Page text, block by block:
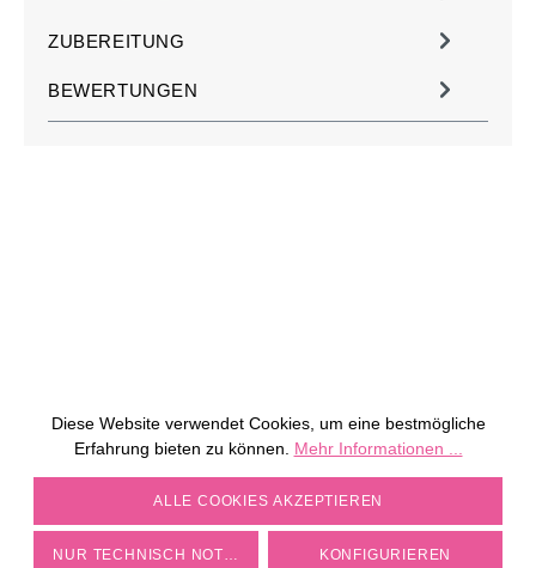
ZUBEREITUNG
BEWERTUNGEN
JETZT KOSTENLOS
MÜHLE PERSONALISIEREN
Diese Website verwendet Cookies, um eine bestmögliche
Erfahrung bieten zu können. Mehr Informationen ...
COOKIE-EINSTELLUNGEN
ALLE COOKIES AKZEPTIEREN
NUR TECHNISCH NOTWENDIGE KONFIGURIEREN